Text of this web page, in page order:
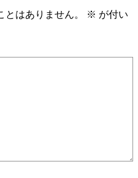
はありません。 ※ が付い